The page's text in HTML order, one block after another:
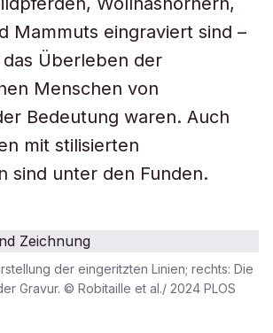
Mammuts eingraviert sind –
Überleben der
Menschen von
Bedeutung waren. Auch
mit stilisierten
sind unter den Funden.
der eingeritzten Linien; rechts: Die
Gravur. © Robitaille et al./ 2024 PLOS